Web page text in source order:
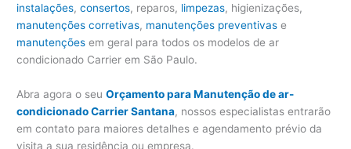
instalações,consertos, reparos, limpezas, higienizações,
manutenções corretivas, manutenções preventivas e
manutenções em geral para todos os modelos de ar
condicionado Carrier em São Paulo.
Abra agora o seuOrçamento para Manutenção de ar-
condicionado Carrier Santana, nossos especialistas entrarão
em contato para maiores detalhes e agendamento prévio da
visita a sua residência ou empresa.